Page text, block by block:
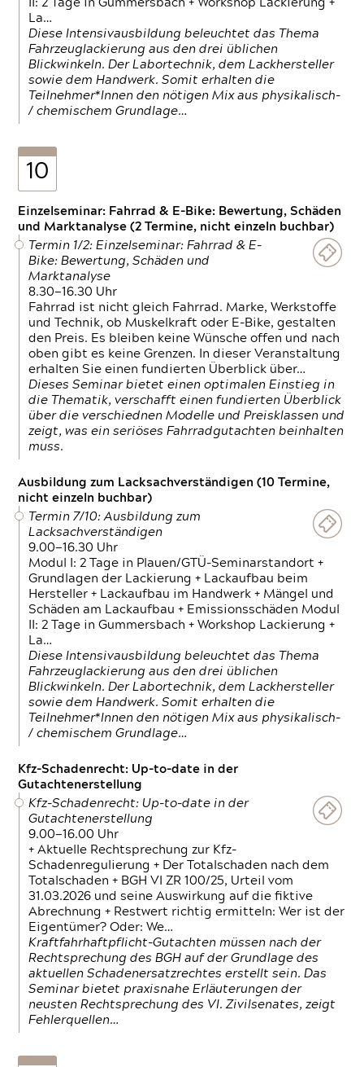
II: 2 Tage in Gummersbach + Workshop Lackierung +
La…
Diese Intensivausbildung beleuchtet das Thema
Fahrzeuglackierung aus den drei üblichen
Blickwinkeln. Der Labortechnik, dem Lackhersteller
sowie dem Handwerk. Somit erhalten die
Teilnehmer*Innen den nötigen Mix aus physikalisch-
/ chemischem Grundlage…
10
Einzelseminar: Fahrrad & E-Bike: Bewertung, Schäden
und Marktanalyse (2 Termine, nicht einzeln buchbar)
Termin 1/2: Einzelseminar: Fahrrad & E-
Bike: Bewertung, Schäden und
Marktanalyse
8.30—16.30 Uhr
Fahrrad ist nicht gleich Fahrrad. Marke, Werkstoffe
und Technik, ob Muskelkraft oder E-Bike, gestalten
den Preis. Es bleiben keine Wünsche offen und nach
oben gibt es keine Grenzen. In dieser Veranstaltung
erhalten Sie einen fundierten Überblick über…
Dieses Seminar bietet einen optimalen Einstieg in
die Thematik, verschafft einen fundierten Überblick
über die verschiednen Modelle und Preisklassen und
zeigt, was ein seriöses Fahrradgutachten beinhalten
muss.
Ausbildung zum Lacksachverständigen (10 Termine,
nicht einzeln buchbar)
Termin 7/10: Ausbildung zum
Lacksachverständigen
9.00—16.30 Uhr
Modul I: 2 Tage in Plauen/GTÜ-Seminarstandort +
Grundlagen der Lackierung + Lackaufbau beim
Hersteller + Lackaufbau im Handwerk + Mängel und
Schäden am Lackaufbau + Emissionsschäden Modul
II: 2 Tage in Gummersbach + Workshop Lackierung +
La…
Diese Intensivausbildung beleuchtet das Thema
Fahrzeuglackierung aus den drei üblichen
Blickwinkeln. Der Labortechnik, dem Lackhersteller
sowie dem Handwerk. Somit erhalten die
Teilnehmer*Innen den nötigen Mix aus physikalisch-
/ chemischem Grundlage…
Kfz-Schadenrecht: Up-to-date in der
Gutachtenerstellung
Kfz-Schadenrecht: Up-to-date in der
Gutachtenerstellung
9.00—16.00 Uhr
+ Aktuelle Rechtsprechung zur Kfz-
Schadenregulierung + Der Totalschaden nach dem
Totalschaden + BGH VI ZR 100/25, Urteil vom
31.03.2026 und seine Auswirkung auf die fiktive
Abrechnung + Restwert richtig ermitteln: Wer ist der
Eigentümer? Oder: We…
Kraftfahrhaftpflicht-Gutachten müssen nach der
Rechtsprechung des BGH auf der Grundlage des
aktuellen Schadenersatzrechtes erstellt sein. Das
Seminar bietet praxisnahe Erläuterungen der
neusten Rechtsprechung des VI. Zivilsenates, zeigt
Fehlerquellen…